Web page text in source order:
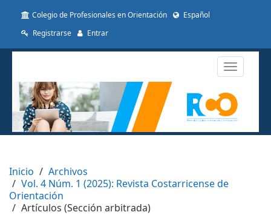
##plugins.themes.themeTen.accessible_menu.sidebar##
Colegio de Profesionales en Orientación
Español
Registrarse
Entrar
Toggle
Inicio
Archivos
Vol. 4 Núm. 1 (2025): Revista Costarricense de
Orientación
Artículos (Sección arbitrada)